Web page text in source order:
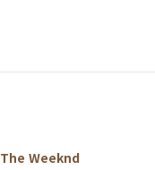
The Weeknd